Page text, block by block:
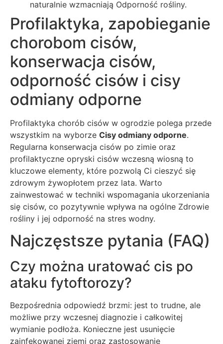
naturalnie wzmacniają Odporność rośliny.
Profilaktyka, zapobieganie
chorobom cisów,
konserwacja cisów,
odporność cisów i cisy
odmiany odporne
Profilaktyka chorób cisów w ogrodzie polega przede
wszystkim na wyborze Cisy odmiany odporne.
Regularna konserwacja cisów po zimie oraz
profilaktyczne opryski cisów wczesną wiosną to
kluczowe elementy, które pozwolą Ci cieszyć się
zdrowym żywopłotem przez lata. Warto
zainwestować w techniki wspomagania ukorzeniania
się cisów, co pozytywnie wpływa na ogólne Zdrowie
rośliny i jej odporność na stres wodny.
Najczęstsze pytania (FAQ)
Czy można uratować cis po
ataku fytoftorozy?
Bezpośrednia odpowiedź brzmi: jest to trudne, ale
możliwe przy wczesnej diagnozie i całkowitej
wymianie podłoża. Konieczne jest usunięcie
zainfekowanej ziemi oraz zastosowanie